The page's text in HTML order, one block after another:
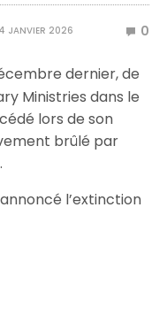
4 JANVIER 2026 0
dernier, de
Ministries dans le
lors de son
brûlé par
l’extinction